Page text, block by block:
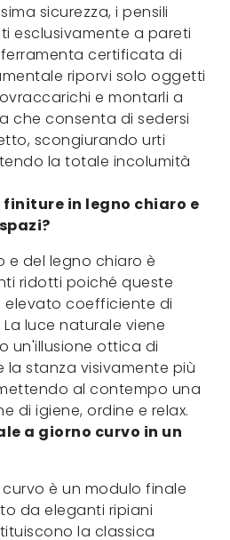
sicurezza, i pensili
esclusivamente a pareti
certificata di
riporvi solo oggetti
e montarli a
che consenta di sedersi
scongiurando urti
la totale incolumità
finiture in legno chiaro e
e del legno chiaro è
ridotti poiché queste
coefficiente di
luce naturale viene
un'illusione ottica di
la stanza visivamente più
al contempo una
di igiene, ordine e relax.
a giorno curvo in un
è un modulo finale
da eleganti ripiani
la classica